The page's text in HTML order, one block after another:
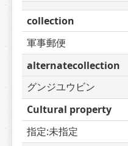
collection
軍事郵便
alternatecollection
グンジユウビン
Cultural property
指定:未指定